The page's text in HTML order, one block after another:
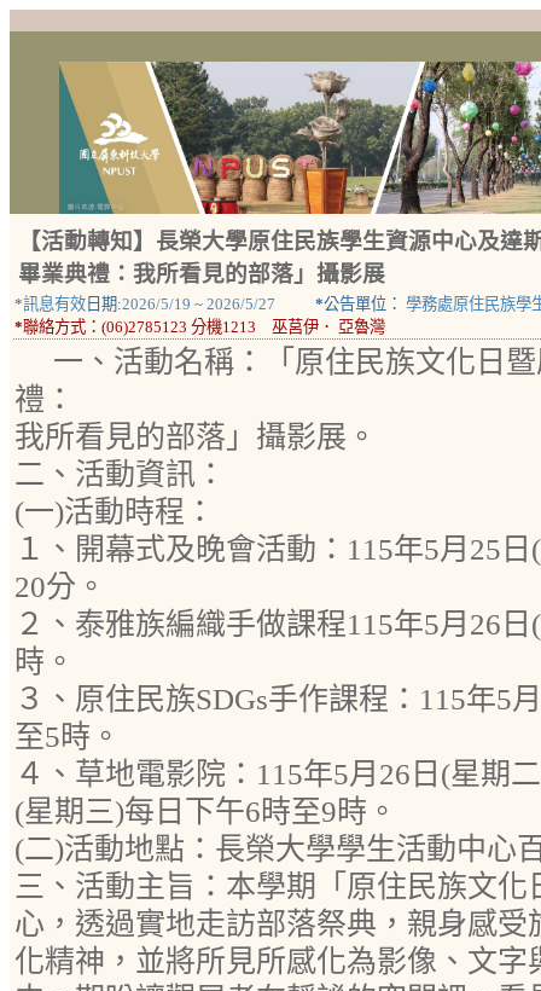
【活動轉知】長榮大學原住民族學生資源中心及
畢業典禮：我所看見的部落」攝影展
*訊息有效 日期:2026/5/19 ~ 2026/5/27 *公告單位： 學務處原住民族學
*聯絡方式： (06)2785123 分機1213 巫莒伊． 亞魯灣
一、活動名稱：「原住民族文化日
禮：
我所看見的部落」攝影展。
二、活動資訊：
(一)活動時程：
１、開幕式及晚會活動：115年5月25
20分。
２、泰雅族編織手做課程115年5月26
時。
３、原住民族SDGs手作課程：115年5
至5時。
４、草地電影院：115年5月26日(星期
(星期三)每日下午6時至9時。
(二)活動地點：長榮大學學生活動中心
三、活動主旨：本學期「原住民族文
心，透過實地走訪部落祭典，親身感受
化精神，並將所見所感化為影像、文字